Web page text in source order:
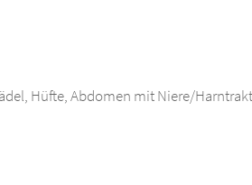
Hüfte, Abdomen mit Niere/